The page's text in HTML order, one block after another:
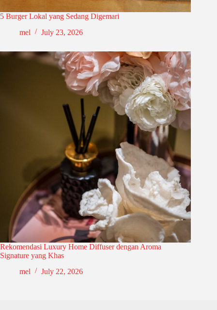
5 Burger Lokal yang Sedang Digemari
mel
July 23, 2026
Rekomendasi Luxury Home Diffuser dengan Aroma
Signature yang Khas
mel
July 22, 2026